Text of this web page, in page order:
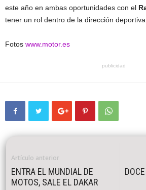
este año en ambas oportunidades con el
tener un rol dentro de la dirección deportiva.
Fotos www.motor.es
publicidad
Artículo anterior
ENTRA EL MUNDIAL DE
MOTOS, SALE EL DAKAR